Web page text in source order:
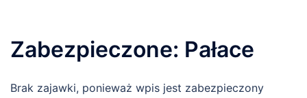
Zabezpieczone: Pałace
Brak zajawki, ponieważ wpis jest zabezpieczony